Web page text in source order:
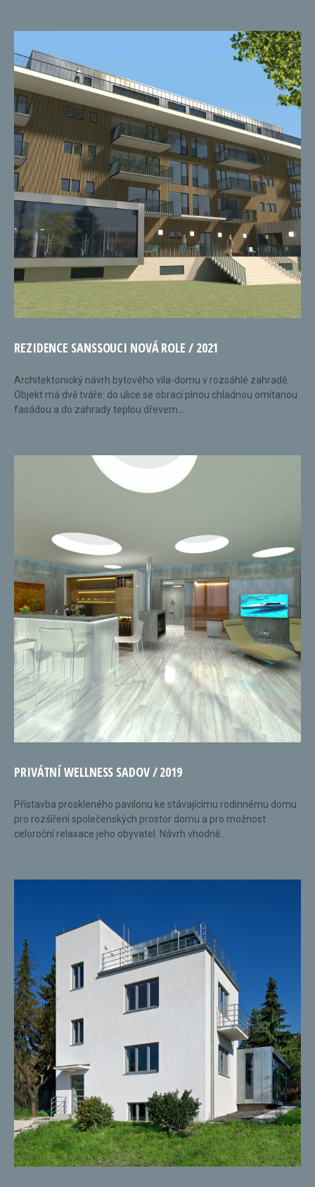
REZIDENCE SANSSOUCI NOVÁ ROLE / 2021
Architektonický návrh bytového vila-domu v rozsáhlé zahradě.
Objekt má dvě tváře: do ulice se obrací plnou chladnou omítanou
fasádou a do zahrady teplou dřevem...
PRIVÁTNÍ WELLNESS SADOV / 2019
Přístavba proskleného pavilonu ke stávajícímu rodinnému domu
pro rozšíření společenských prostor domu a pro možnost
celoroční relaxace jeho obyvatel. Návrh vhodně...